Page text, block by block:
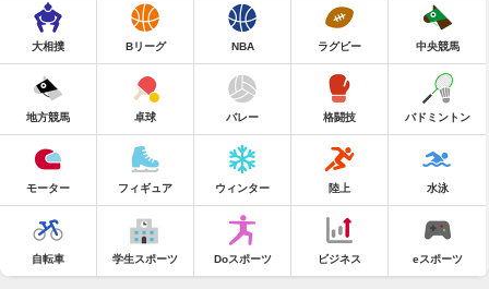
大相撲 Bリーグ NBA ラグビー 中央競馬
地方競馬 卓球 バレー 格闘技 バドミントン
モーター フィギュア ウィンター 陸上 水泳
自転車 学生スポーツ Doスポーツ ビジネス eスポーツ